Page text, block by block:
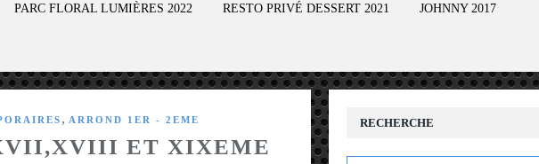
PARC FLORAL LUMIÈRES 2022 RESTO PRIVÉ DESSERT 2021 JOHNNY 2017
, ARROND 1ER - 2EME
ET XIXEME
RECHERCHE